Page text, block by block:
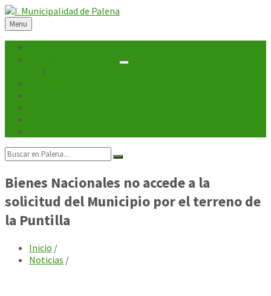
Skip
to
content
Skip
to
left
sidebar
Skip
to
right
sidebar
Skip
to
footer
Menu
Search:
Bienes Nacionales no accede a la
solicitud del Municipio por el terreno de
la Puntilla
Inicio /
Noticias /